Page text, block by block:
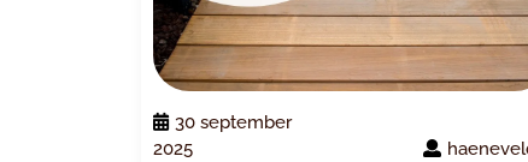
30 september
2025